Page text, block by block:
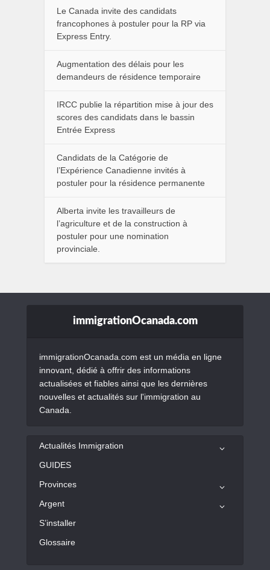
Le Canada invite des candidats
francophones à postuler pour la RP via
Express Entry.
Augmentation des délais pour les
demandeurs de résidence temporaire
IRCC publie la répartition mise à jour des
scores des candidats dans le bassin
Entrée Express
Candidats de la Catégorie de
l’Expérience Canadienne invités à
postuler pour la résidence permanente
Alberta invite les travailleurs de
l’agriculture et de la construction à
postuler pour une nomination
provinciale.
immigrationOcanada.com
immigrationOcanada.com est un média en ligne
innovant, dédié à offrir des informations
actualisées et fiables ainsi que les dernières
nouvelles et actualités sur l'immigration au
Canada.
Actualités Immigration
GUIDES
Provinces
Argent
S’installer
Glossaire